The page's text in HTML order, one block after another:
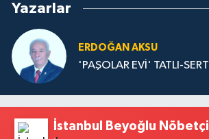
Yazarlar
ERDOĞAN AKSU
'PAŞOLAR EVİ' TATLI-
İstanbul Beyoğlu